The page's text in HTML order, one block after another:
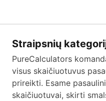
Straipsnių
PureCalculators
visus skaičiuotuvus
prireikti. Esame
skaičiuotuvai, skirti